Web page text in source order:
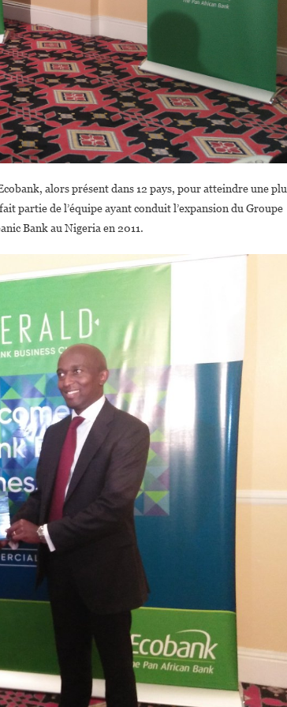
alors présent dans 12 pays, pour atteindre une
partie de l’équipe ayant conduit l’expansion du Groupe
Bank au Nigeria en 2011.